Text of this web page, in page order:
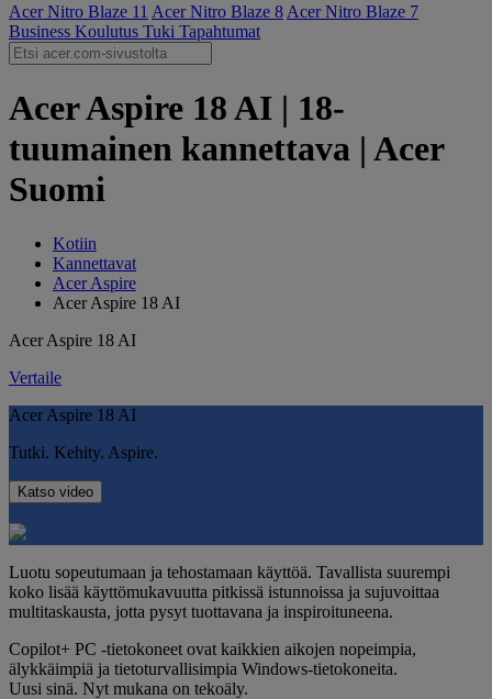
Acer Nitro Blaze 11 Acer Nitro Blaze 8 Acer Nitro Blaze 7
Business Koulutus Tuki Tapahtumat
Acer Aspire 18 AI | 18-
tuumainen kannettava | Acer
Suomi
Kotiin
Kannettavat
Acer Aspire
Acer Aspire 18 AI
Acer Aspire 18 AI
Vertaile
Acer Aspire 18 AI
Tutki. Kehity. Aspire.
Katso video
Luotu sopeutumaan ja tehostamaan käyttöä. Tavallista suurempi
koko lisää käyttömukavuutta pitkissä istunnoissa ja sujuvoittaa
multitaskausta, jotta pysyt tuottavana ja inspiroituneena.
Copilot+ PC -tietokoneet ovat kaikkien aikojen nopeimpia,
älykkäimpiä ja tietoturvallisimpia Windows-tietokoneita.
Uusi sinä. Nyt mukana on tekoäly.